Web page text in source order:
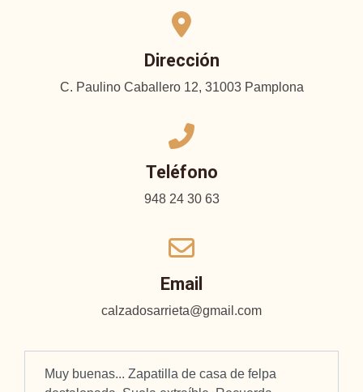
Dirección
C. Paulino Caballero 12, 31003 Pamplona
Teléfono
948 24 30 63
Email
calzadosarrieta@gmail.com